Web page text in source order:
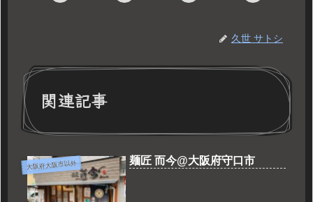
久世 サトシ
関連記事
大阪府大阪市以外 麺匠 而今@大阪府守口市